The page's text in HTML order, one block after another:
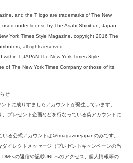
and the T logo are trademarks of The New
used under license by The Asahi Shimbun, Japan.
York Times Style Magazine, copyright 2016 The
all rights reserved.
T JAPAN The New York Times Style
of The New York Times Company or those of its
せ
トに成りすましたアカウントが発生しています。
、プレゼント企画などを行なっている偽アカウントに
る公式アカウントは＠tmagazinejapanのみです。
イレクトメッセージ（プレゼントキャンペーンの当
への返信や記載URLへのアクセス、個人情報等の